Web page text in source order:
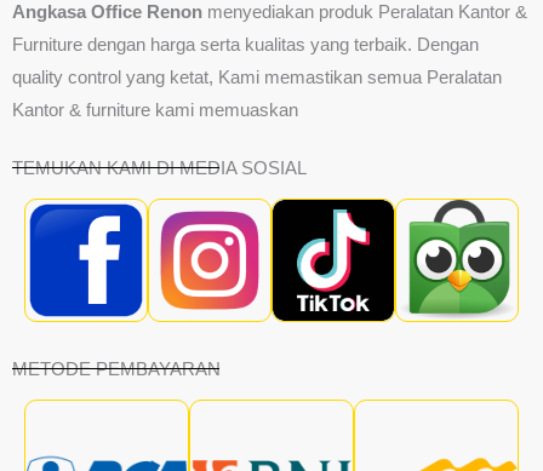
Angkasa Office Renon menyediakan produk Peralatan Kantor &
Furniture dengan harga serta kualitas yang terbaik. Dengan
quality control yang ketat, Kami memastikan semua Peralatan
Kantor & furniture kami memuaskan
TEMUKAN KAMI DI MEDIA SOSIAL
METODE PEMBAYARAN